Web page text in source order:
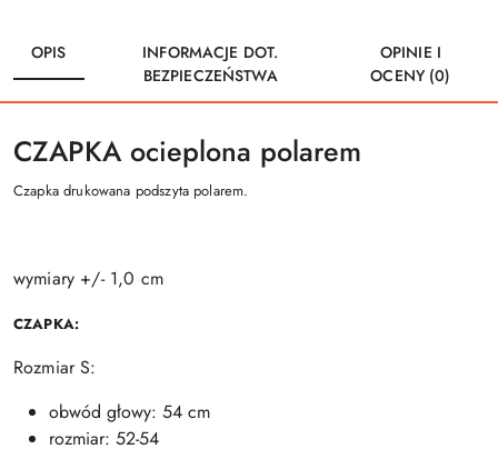
OPIS
INFORMACJE DOT.
BEZPIECZEŃSTWA
OPINIE I
OCENY (0)
CZAPKA ocieplona polarem
Czapka drukowana podszyta polarem.
wymiary +/- 1,0 cm
CZAPKA:
Rozmiar S:
obwód głowy: 54 cm
rozmiar: 52-54